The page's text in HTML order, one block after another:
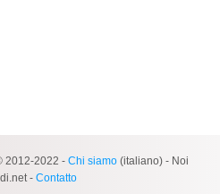
2012-2022 - Chi siamo (italiano) - Noi
- Contatto